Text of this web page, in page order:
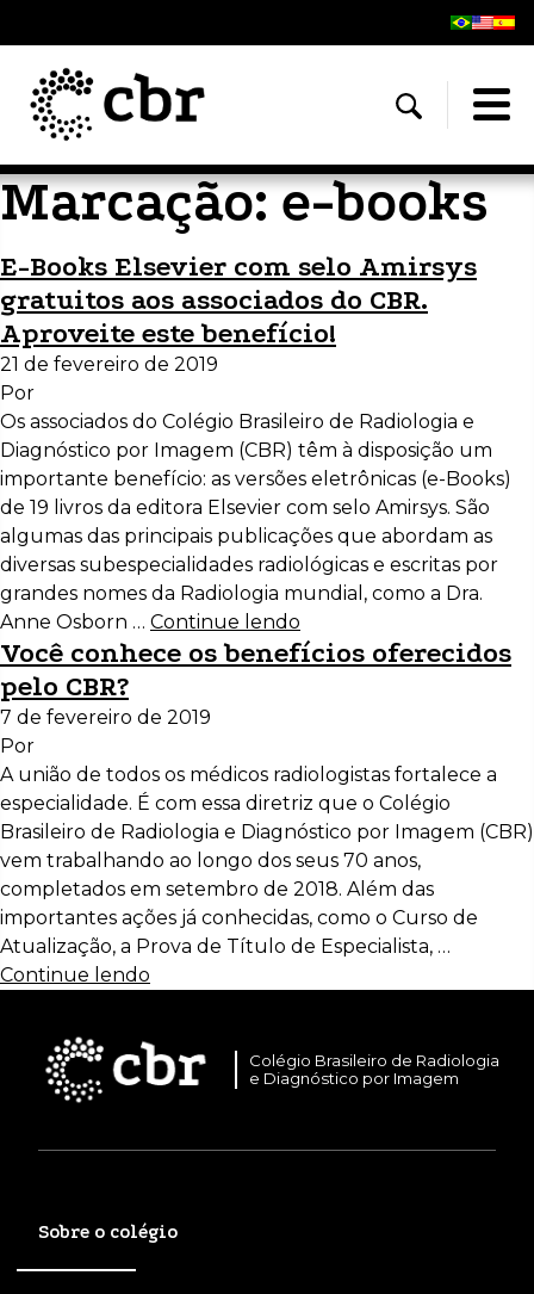
Marcação:e-books
E-Books Elsevier com selo Amirsys
gratuitos aos associados do CBR.
Aproveite este benefício!
21 de fevereiro de 2019
Por
Os associados do Colégio Brasileiro de Radiologia e
Diagnóstico por Imagem (CBR) têm à disposição um
importante benefício: as versões eletrônicas (e-Books)
de 19 livros da editora Elsevier com selo Amirsys. São
algumas das principais publicações que abordam as
diversas subespecialidades radiológicas e escritas por
grandes nomes da Radiologia mundial, como a Dra.
Anne Osborn … Continue lendo
Você conhece os benefícios oferecidos
pelo CBR?
7 de fevereiro de 2019
Por
A união de todos os médicos radiologistas fortalece a
especialidade. É com essa diretriz que o Colégio
Brasileiro de Radiologia e Diagnóstico por Imagem (CBR)
vem trabalhando ao longo dos seus 70 anos,
completados em setembro de 2018. Além das
importantes ações já conhecidas, como o Curso de
Atualização, a Prova de Título de Especialista, …
Continue lendo
Colégio Brasileiro de Radiologia
e Diagnóstico por Imagem
Sobre o colégio